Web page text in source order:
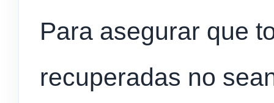
Para asegurar que
recuperadas no